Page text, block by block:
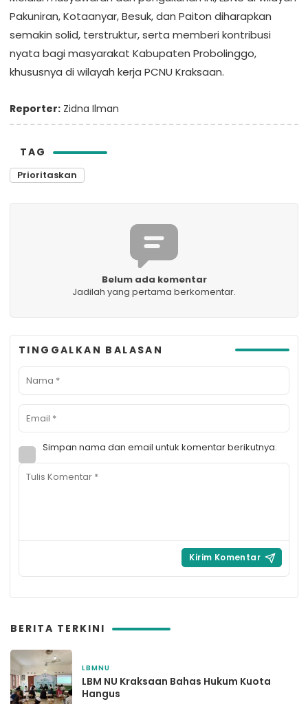
Pakuniran, Kotaanyar, Besuk, dan Paiton diharapkan
semakin solid, terstruktur, serta memberi kontribusi
nyata bagi masyarakat Kabupaten Probolinggo,
khususnya di wilayah kerja PCNU Kraksaan.
Reporter: Zidna Ilman
TAG
Prioritaskan
Belum ada komentar
Jadilah yang pertama berkomentar.
TINGGALKAN BALASAN
Simpan nama dan email untuk komentar berikutnya.
BERITA TERKINI
LBMNU
LBM NU Kraksaan Bahas Hukum Kuota
Hangus